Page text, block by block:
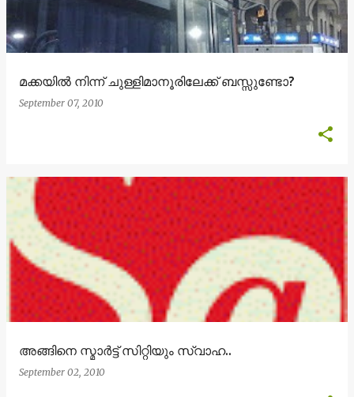
മക്കയില്‍ നിന്ന് ചുള്ളിമാനൂരിലേക്ക് ബസ്സുണ്ടോ?
September 07, 2010
അങ്ങിനെ സ്മാര്‍ട്ട് സിറ്റിയും സ്വാഹ..
September 02, 2010